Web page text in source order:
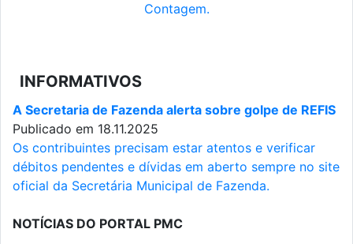
Contagem.
INFORMATIVOS
A Secretaria de Fazenda alerta sobre golpe de REFIS
Publicado em 18.11.2025
Os contribuintes precisam estar atentos e verificar
débitos pendentes e dívidas em aberto sempre no site
oficial da Secretária Municipal de Fazenda.
NOTÍCIAS DO PORTAL PMC